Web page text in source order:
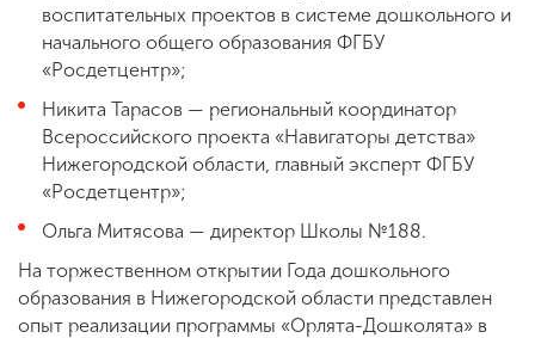
воспитательных проектов в системе дошкольного и
начального общего образования ФГБУ
«Росдетцентр»;
Никита Тарасов — региональный координатор
Всероссийского проекта «Навигаторы детства»
Нижегородской области, главный эксперт ФГБУ
«Росдетцентр»;
Ольга Митясова — директор Школы №188.
На торжественном открытии Года дошкольного
образования в Нижегородской области представлен
опыт реализации программы «Орлята-Дошколята» в